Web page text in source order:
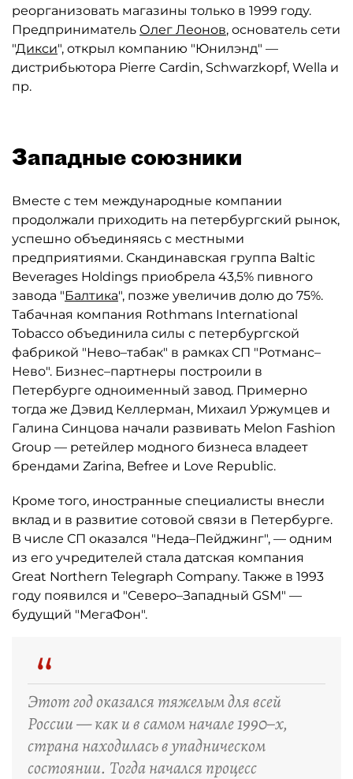
реорганизовать магазины только в 1999 году.
Предприниматель Олег Леонов, основатель сети
"Дикси", открыл компанию "Юнилэнд" —
дистрибьютора Pierre Cardin, Schwarzkopf, Wella и
пр.
Западные союзники
Вместе с тем международные компании
продолжали приходить на петербургский рынок,
успешно объединяясь с местными
предприятиями. Скандинавская группа Baltic
Beverages Holdings приобрела 43,5% пивного
завода "Балтика", позже увеличив долю до 75%.
Табачная компания Rothmans International
Tobacco объединила силы с петербургской
фабрикой "Нево–табак" в рамках СП "Ротманс–
Нево". Бизнес–партнеры построили в
Петербурге одноименный завод. Примерно
тогда же Дэвид Келлерман, Михаил Уржумцев и
Галина Синцова начали развивать Melon Fashion
Group — ретейлер модного бизнеса владеет
брендами Zarina, Befree и Love Republic.
Кроме того, иностранные специалисты внесли
вклад и в развитие сотовой связи в Петербурге.
В числе СП оказался "Неда–Пейджинг", — одним
из его учредителей стала датская компания
Great Northern Telegraph Company. Также в 1993
году появился и "Северо–Западный GSM" —
будущий "МегаФон".
“
Этот год оказался тяжелым для всей
России — как и в самом начале 1990–х,
страна находилась в упадническом
состоянии. Тогда начался процесс